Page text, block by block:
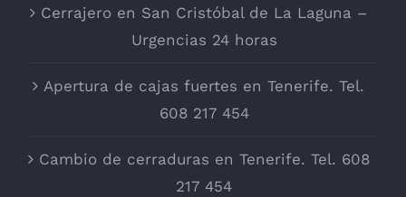
Cerrajero en San Cristóbal de La Laguna –
Urgencias 24 horas
Apertura de cajas fuertes en Tenerife. Tel.
608 217 454
Cambio de cerraduras en Tenerife. Tel. 608
217 454